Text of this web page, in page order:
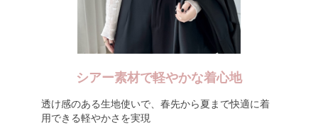
シアー素材で軽やかな着心地
透け感のある生地使いで、春先から夏まで快適に着
用できる軽やかさを実現